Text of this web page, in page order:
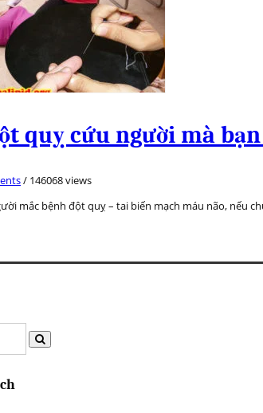
quỵ cứu người mà
/ 146068 views
mắc bệnh đột quỵ – tai biến mạch máu não, nếu